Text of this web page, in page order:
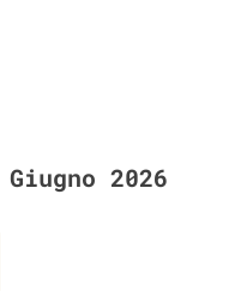
Giugno 2026